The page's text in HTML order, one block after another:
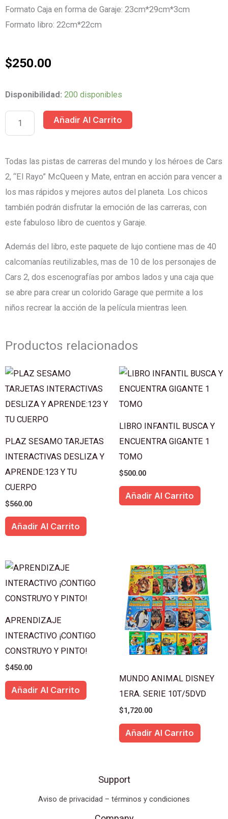
Formato Caja en forma de Garaje: 23cm*29cm*3cm
Formato libro: 22cm*22cm
$250.00
Disponibilidad: 200 disponibles
CARS
2
GARAGE
cantidad
Añadir Al Carrito
Todas las pistas de carreras del mundo y los héroes de Cars
2, “El Rayo” McQueen y Mate, entran en acción para vencer a
los mas rápidos y mejores autos del planeta. Los chicos
también podrán disfrutar la emoción de las carreras, con
este fabuloso libro de cuentos y Garaje.
Además del libro, este paquete de lujo contiene mas de 40
calcomanías reutilizables, mas de 10 de los personajes de
Cars 2, dos escenografías por ambos lados y una caja que
se abre para crear un colorido Garage que permite a los
niños recrear la acción de la película mientras leen.
Productos relacionados
PLAZ SESAMO TARJETAS
INTERACTIVAS DESLIZA Y
APRENDE:123 Y TU
CUERPO
$560.00
Añadir Al Carrito
LIBRO INFANTIL BUSCA Y
ENCUENTRA GIGANTE 1
TOMO
$500.00
Añadir Al Carrito
APRENDIZAJE
INTERACTIVO ¡CONTIGO
CONSTRUYO Y PINTO!
$450.00
Añadir Al Carrito
MUNDO ANIMAL DISNEY
1ERA. SERIE 10T/5DVD
$1,720.00
Añadir Al Carrito
Support
Aviso de privacidad – términos y condiciones